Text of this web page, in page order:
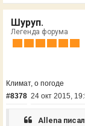
Шуруп.
Легенда форума
Климат, о погоде
#8378 24 окт 2015,
Allena